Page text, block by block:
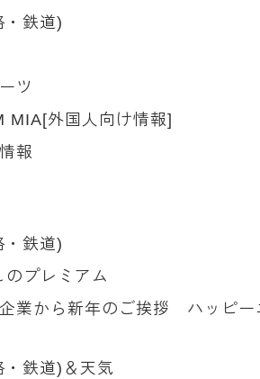
鉄道)
ツ
外国人向け情報]
報
鉄道)
プレミアム
業から新年のご挨拶 ハッピー
鉄道)＆天気